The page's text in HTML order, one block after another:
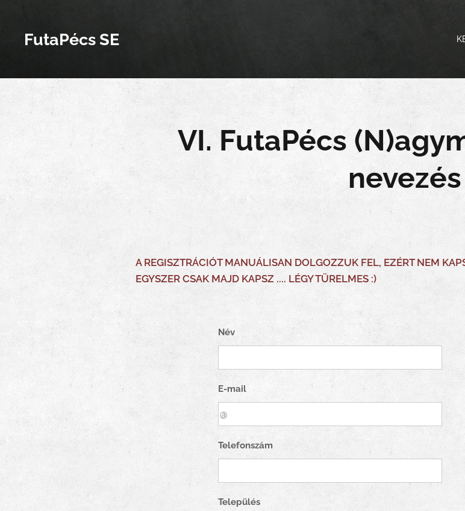
FutaPécs SE
VI. FutaPécs
nevezés
A REGISZTRÁCIÓT MANUÁLISAN DOLGOZZUK FEL, EZÉRT NEM
EGYSZER CSAK MAJD KAPSZ .... LÉGY TÜRELMES :)
Név
E-mail
Telefonszám
Település